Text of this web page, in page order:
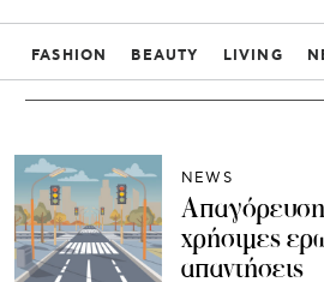
FASHION BEAUTY LIVING
NEWS
χρήσιμες
απαντήσεις